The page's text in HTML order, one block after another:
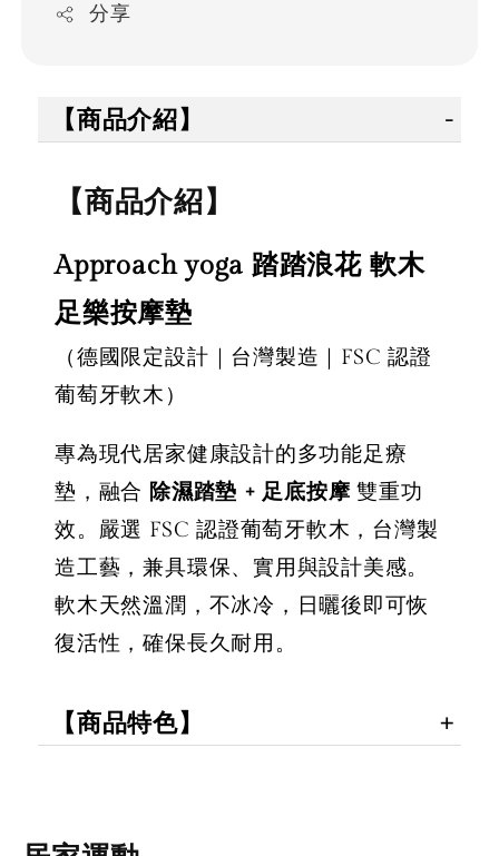
分享
【商品介紹】
【商品介紹】
Approach yoga 踏踏浪花 軟木
足樂按摩墊
（德國限定設計｜台灣製造｜FSC 認證
葡萄牙軟木）
專為現代居家健康設計的多功能足療
墊，融合 除濕踏墊 + 足底按摩雙重功
效。嚴選 FSC 認證葡萄牙軟木，台灣製
造工藝，兼具環保、實用與設計美感。
軟木天然溫潤，不冰冷，日曬後即可恢
復活性，確保長久耐用。
【商品特色】